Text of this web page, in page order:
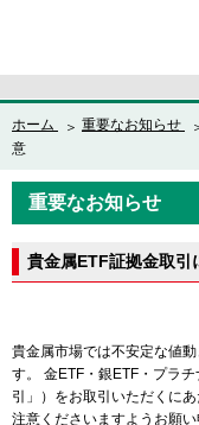
ホーム 重要なお知らせ
意
重要なお知らせ
貴金属ETF証拠金取引
貴金属市場では不安定な値
す。 金ETF・銀ETF・プラ
引」）をお取引いただくに
注意くださいますようお願い